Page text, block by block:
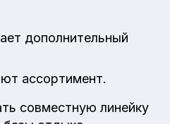
дополнительный
ассортимент.
совместную линейку